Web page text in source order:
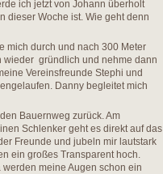
ich jetzt von Johann überholt
dieser Woche ist. Wie geht denn
mich durch und nach 300 Meter
wieder gründlich und nehme dann
Vereinsfreunde Stephi und
Danny begleitet mich
Bauernweg zurück. Am
Schlenker geht es direkt auf das
Freunde und jubeln mir lautstark
ein großes Transparent hoch.
werden meine Augen schon ein